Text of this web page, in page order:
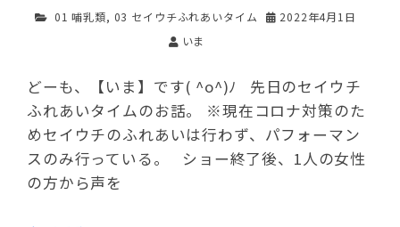
01 哺乳類, 03 セイウチふれあいタイム
2022年4月1日
いま
どーも、【いま】です( ^o^)ﾉ 先日のセイウチ
ふれあいタイムのお話。 ※現在コロナ対策のた
めセイウチのふれあいは行わず、パフォーマン
スのみ行っている。 ショー終了後、1人の女性
の方から声を